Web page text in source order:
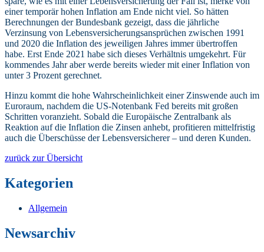
einer temporär hohen Inflation am Ende nicht viel. So hätten
Berechnungen der Bundesbank gezeigt, dass die jährliche
Verzinsung von Lebensversicherungsansprüchen zwischen 1991
und 2020 die Inflation des jeweiligen Jahres immer übertroffen
habe. Erst Ende 2021 habe sich dieses Verhältnis umgekehrt. Für
kommendes Jahr aber werde bereits wieder mit einer Inflation von
unter 3 Prozent gerechnet.
Hinzu kommt die hohe Wahrscheinlichkeit einer Zinswende auch im
Euroraum, nachdem die US-Notenbank Fed bereits mit großen
Schritten voranzieht. Sobald die Europäische Zentralbank als
Reaktion auf die Inflation die Zinsen anhebt, profitieren mittelfristig
auch die Überschüsse der Lebensversicherer – und deren Kunden.
zurück zur Übersicht
Kategorien
Allgemein
Newsarchiv